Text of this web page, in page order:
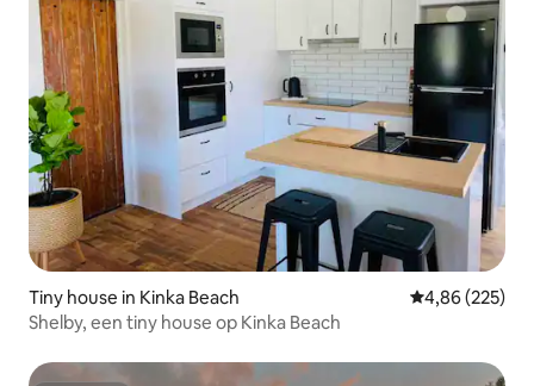
Tiny house in Kinka Beach Gemiddelde
4,86 (225)
Shelby, een tiny house op Kinka Beach